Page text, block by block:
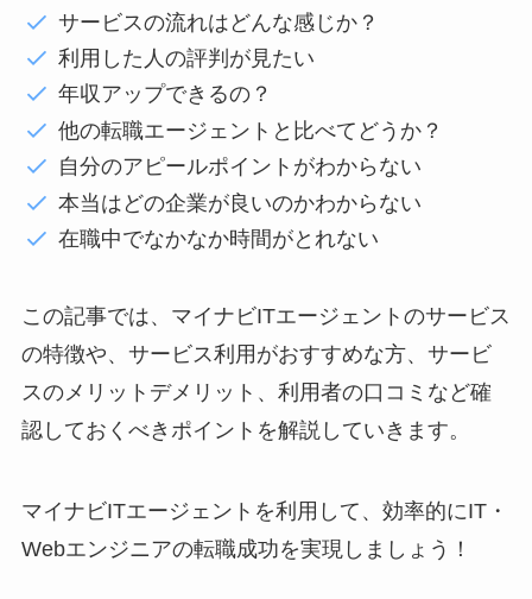
サービスの流れはどんな感じか？
利用した人の評判が見たい
年収アップできるの？
他の転職エージェントと比べてどうか？
自分のアピールポイントがわからない
本当はどの企業が良いのかわからない
在職中でなかなか時間がとれない
この記事では、マイナビITエージェントのサービス
の特徴や、サービス利用がおすすめな方、サービ
スのメリットデメリット、利用者の口コミなど確
認しておくべきポイントを解説していきます。
マイナビITエージェントを利用して、効率的にIT・
Webエンジニアの転職成功を実現しましょう！